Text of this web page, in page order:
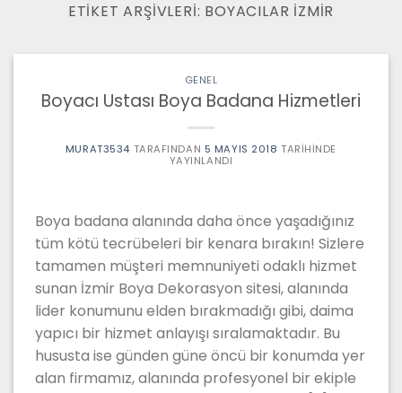
ETIKET ARŞIVLERI: BOYACILAR IZMIR
GENEL
Boyacı Ustası Boya Badana Hizmetleri
MURAT3534 TARAFINDAN 5 MAYIS 2018 TARIHINDE
YAYINLANDI
Boya badana alanında daha önce yaşadığınız
tüm kötü tecrübeleri bir kenara bırakın! Sizlere
tamamen müşteri memnuniyeti odaklı hizmet
sunan İzmir Boya Dekorasyon sitesi, alanında
lider konumunu elden bırakmadığı gibi, daima
yapıcı bir hizmet anlayışı sıralamaktadır. Bu
hususta ise günden güne öncü bir konumda yer
alan firmamız, alanında profesyonel bir ekiple